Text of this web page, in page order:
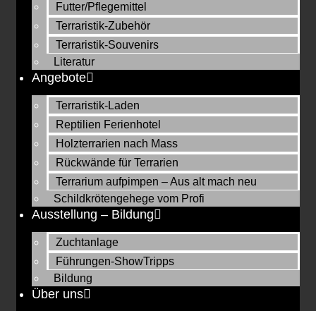
Futter/Pflegemittel
Terraristik-Zubehör
Terraristik-Souvenirs
Literatur
Angebote
Terraristik-Laden
Reptilien Ferienhotel
Holzterrarien nach Mass
Rückwände für Terrarien
Terrarium aufpimpen – Aus alt mach neu
Schildkrötengehege vom Profi
Ausstellung – Bildung
Zuchtanlage
Führungen-ShowTripps
Bildung
Über uns